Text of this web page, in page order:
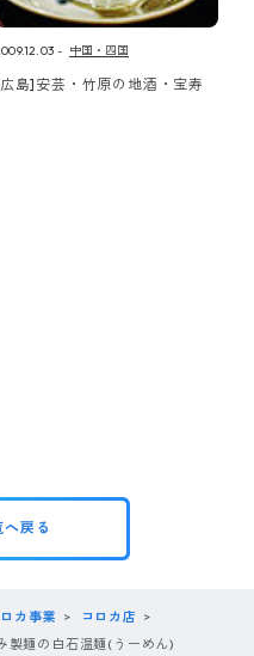
中国・四国
島]安芸・竹原の地酒・宝寿
戻る
カ事業
コロカ店
製麺の白石温麺(うーめん)